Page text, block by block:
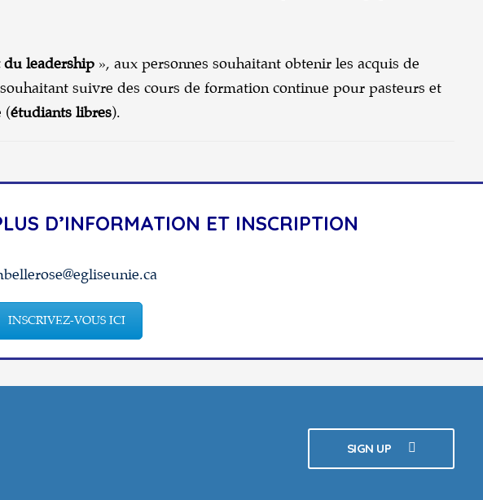
leadership », aux personnes souhaitant obtenir les acquis de
suivre des cours de formation continue pour pasteurs et
(étudiants libres).
D’INFORMATION ET INSCRIPTION
INSCRIVEZ-VOUS ICI
SIGN UP